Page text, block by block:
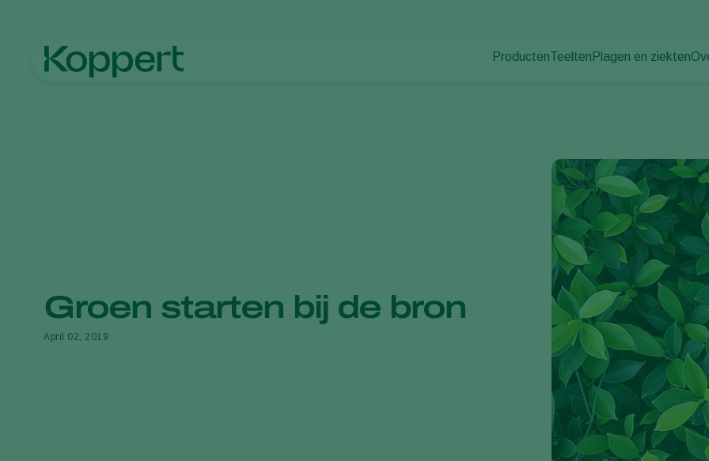
Producten
Uitzettechnieken
Monitoring & Scouting
Teelten
Akkerbouwgewassen
Plagen en ziekten
Groen starten bij de bron
April 02, 2019